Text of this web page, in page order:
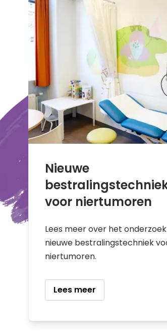
Nieuwe
voor niertumoren
Lees meer over het
nieuwe bestralingstechniek
niertumoren.
Lees meer